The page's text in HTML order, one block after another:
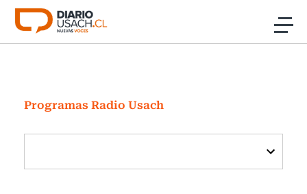
Click acá para ir directamente al contenido
Investigación
Cultura
Programas Radio y TV Usach
Programas Radio Usach